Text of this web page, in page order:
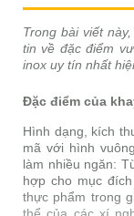
Trong bài viết
tin về đặc điểm
inox uy tín nhất
Đặc điểm của
Hình dạng, kích
mã với hình
làm nhiều ngăn:
hợp cho mục
thực phẩm trong
thể của các xí